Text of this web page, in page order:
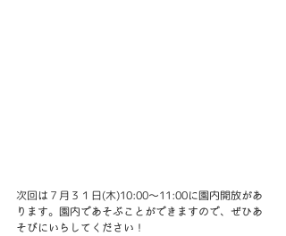
次回は７月３１日(木)10:00～11:00に園内開放があ
ります。園内であそぶことができますので、ぜひあ
そびにいらしてください！